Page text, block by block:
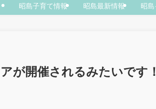
昭島子育て情報 昭島最新情報 昭
が開催されるみたいです